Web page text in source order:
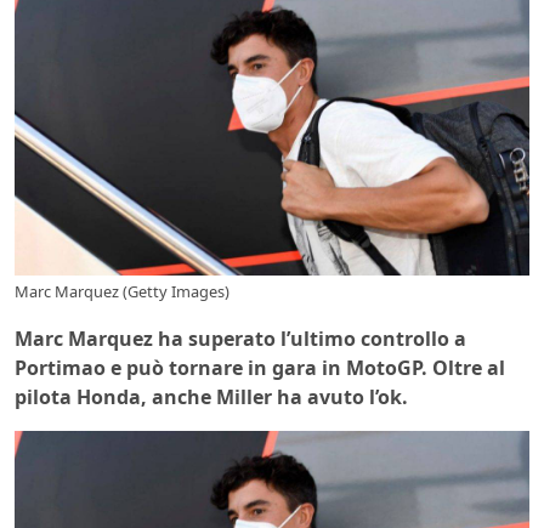
Marc Marquez (Getty Images)
Marc Marquez ha superato l’ultimo controllo a
Portimao e può tornare in gara in MotoGP. Oltre al
pilota Honda, anche Miller ha avuto l’ok.